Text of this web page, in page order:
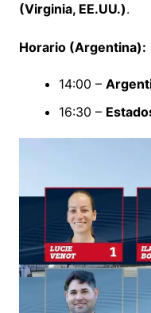
(Virginia, EE.UU.).
Horario (Argentina):
14:00 –
16:30 –